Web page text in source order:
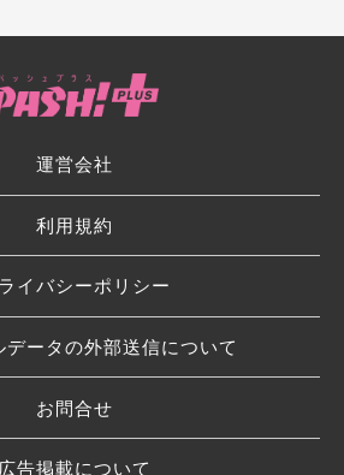
運営会社
利用規約
イバシーポリシー
データの外部送信について
お問合せ
広告掲載について